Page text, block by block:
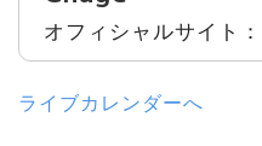
オフィシャルサイト：
ライブカレンダーへ